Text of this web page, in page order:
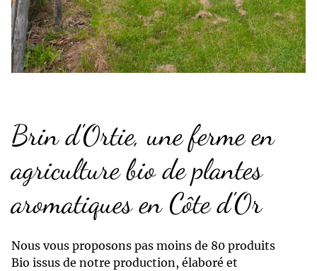
Brin d'Ortie, une ferme en
agriculture bio de plantes
aromatiques en Côte d'Or
Nous vous proposons pas moins de 80 produits
Bio issus de notre production, élaboré et